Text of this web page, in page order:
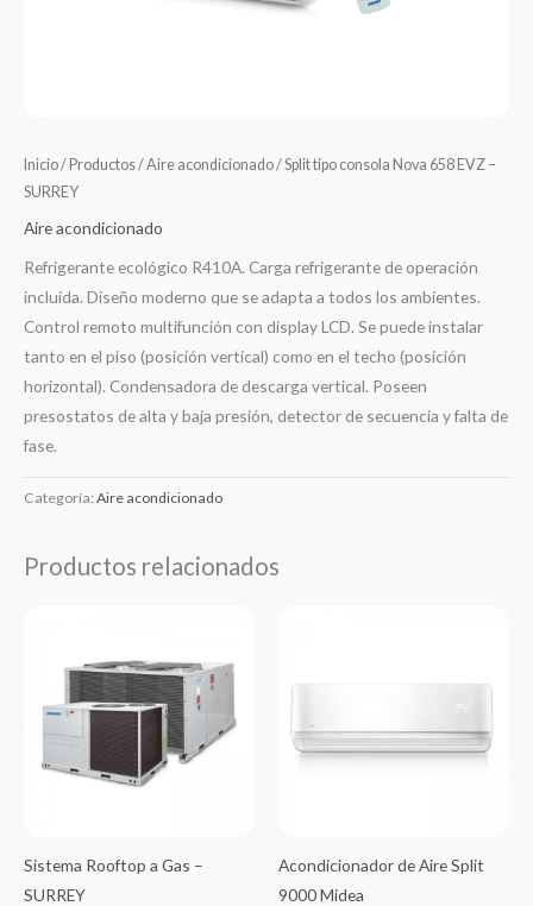
Inicio/ Productos/Aire acondicionado/ Split tipo consola Nova 658 EVZ –
SURREY
Aire acondicionado
Refrigerante ecológico R410A. Carga refrigerante de operación
incluída. Diseño moderno que se adapta a todos los ambientes.
Control remoto multifunción con display LCD. Se puede instalar
tanto en el piso (posición vertical) como en el techo (posición
horizontal). Condensadora de descarga vertical. Poseen
presostatos de alta y baja presión, detector de secuencia y falta de
fase.
Categoría: Aire acondicionado
Productos relacionados
Sistema Rooftop a Gas –
SURREY
Acondicionador de Aire Split
9000 Midea